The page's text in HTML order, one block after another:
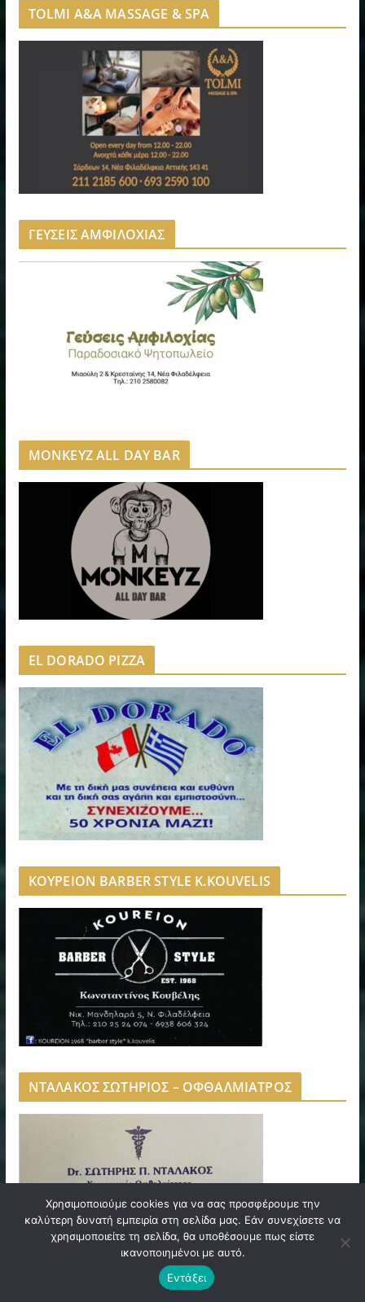
TOLMI A&A MASSAGE & SPA
ΓΕΥΣΕΙΣ ΑΜΦΙΛΟΧΙΑΣ
MONKEYZ ALL DAY BAR
EL DORADO PIZZA
ΚΟΥΡΕΙΟΝ BARBER STYLE K.KOUVELIS
ΝΤΑΛΑΚΟΣ ΣΩΤΗΡΙΟΣ – ΟΦΘΑΛΜΙΑΤΡΟΣ
Χρησιμοποιούμε cookies για να σας προσφέρουμε την
καλύτερη δυνατή εμπειρία στη σελίδα μας. Εάν συνεχίσετε να
χρησιμοποιείτε τη σελίδα, θα υποθέσουμε πως είστε
ικανοποιημένοι με αυτό.
Εντάξει